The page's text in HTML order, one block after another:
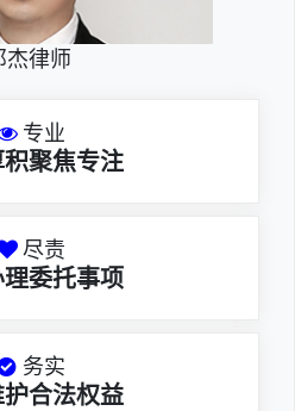
杰律师
专业
聚焦专注
尽责
委托事项
务实
合法权益